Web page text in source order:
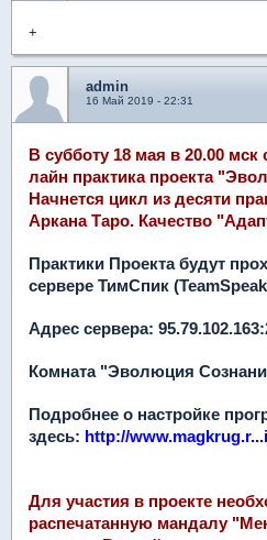
+
admin
16 Май 2019 - 22:31
В субботу 18 мая в 20.00 мск
лайн практика проекта
Начнется цикл из десяти
Аркана Таро. Качество
Практики Проекта будут
сервере ТимСпик
Адрес сервера:
Комната "Эволюция
Подробнее о настройке
здесь: http://
Для участия в проекте
распечатанную мандалу